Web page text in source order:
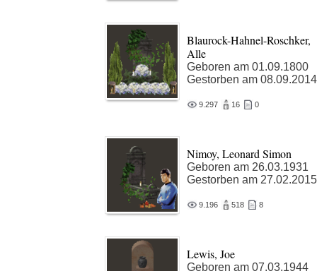
Blaurock-Hahnel-Roschker,
Alle
Geboren am 01.09.1800
Gestorben am 08.09.2014
9.297 16 0
Nimoy, Leonard Simon
Geboren am 26.03.1931
Gestorben am 27.02.2015
9.196 518 8
Lewis, Joe
Geboren am 07.03.1944